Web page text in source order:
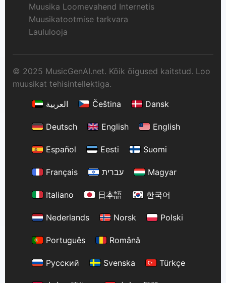
Muusika Loomevahend Internetis
Muusikatootmise tarkvara
Laululooja
© 2025 MusicGenAI.net. Kõik õigused kaitstud. Loo
muusikat tehisintellektiga.
العربية
Čeština Dansk
Deutsch English English
Español Eesti Suomi
Français עברית Magyar
Italiano 日本語 한국어
Nederlands Norsk Polski
Português Română
Русский Svenska Türkçe